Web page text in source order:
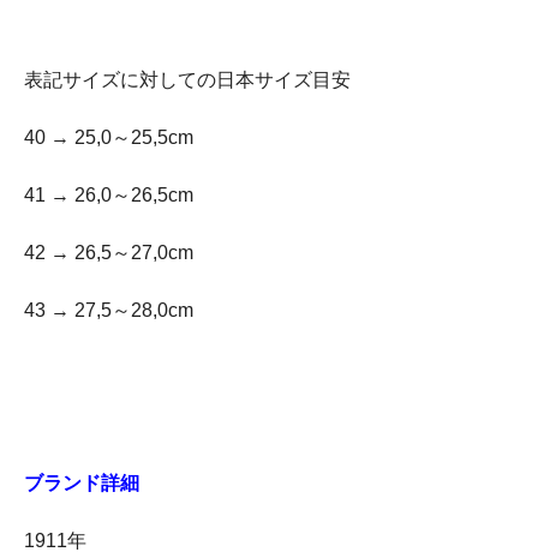
表記サイズに対しての日本サイズ目安
40 → 25,0～25,5cm
41 → 26,0～26,5cm
42 → 26,5～27,0cm
43 → 27,5～28,0cm
ブランド詳細
1911年